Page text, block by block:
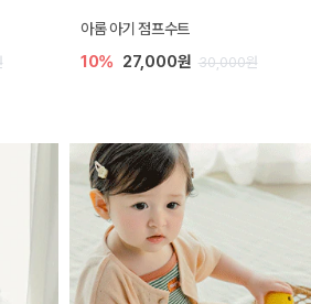
아롬 아기 점프수트
10% 27,000원 30,000원